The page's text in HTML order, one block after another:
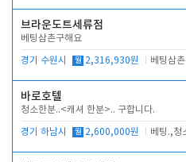
브라운도트세류점
베팅삼촌구해요
경기 수원시 월 2,316,930원 베팅삼촌
바로호텔
청소한분..<캐셔 한분>.. 구합니다.
경기 하남시 월 2,600,000원